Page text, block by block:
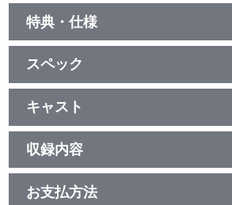
特典・仕様
初回生産分限定封入特典
ジャケットイラストシール、ラブライブ！
ティバルALL STARS「スクスタ」にて利用
「UNIT LIVE & FAN MEETING vol.2
ケット二次先行抽選申込券封入
他、仕様
描き下ろしイラストジャケット
スペック
品番：LACM-24133
ジャンル：ゲーム音楽
シングル／29分
キャスト
QU4RTZ
収録内容
お支払方法